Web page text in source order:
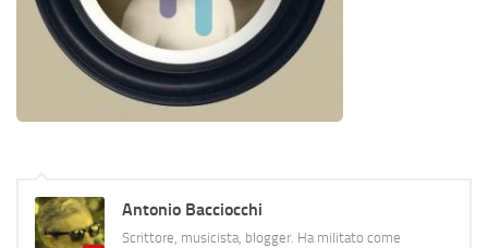
Antonio Bacciocchi
Scrittore, musicista, blogger. Ha militato come